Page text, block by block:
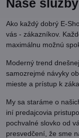
Naše
Ako každý dobrý E-
vás - zákazníkov.
maximálnu možnú
Moderný trend
samozrejmé návyky
mieste a prístup k
My sa staráme o
iní predajcovia
pochvalné slovko od
presvedčení, že sme